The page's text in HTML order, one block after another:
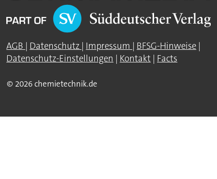
AGB Datenschutz Impressum BFSG-Hinweise
Datenschutz-Einstellungen
Kontakt Facts
© 2026 chemietechnik.de